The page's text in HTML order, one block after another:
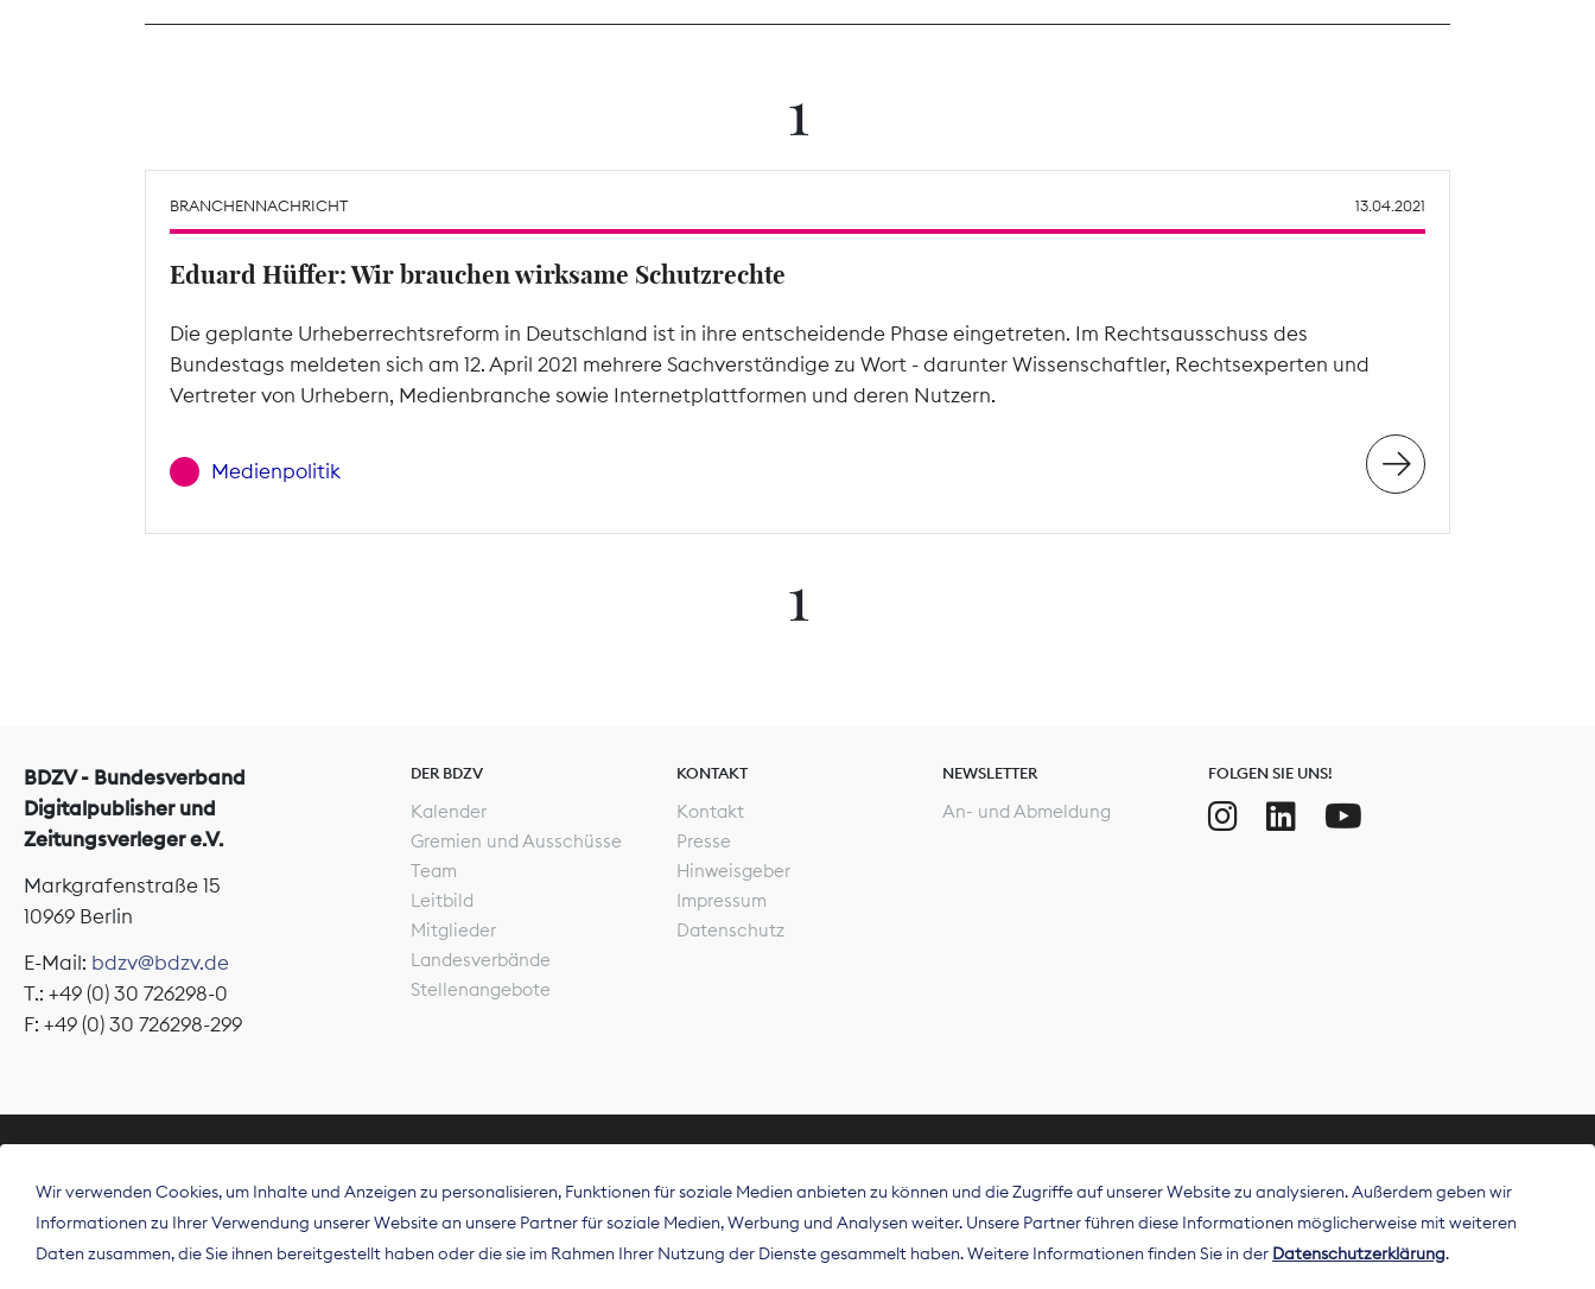
1
BRANCHENNACHRICHT 13.04.2021
Eduard Hüffer: Wir brauchen wirksame Schutzrechte
Die geplante Urheberrechtsreform in Deutschland ist in ihre entscheidende Phase eingetreten. Im Rechtsausschuss des
Bundestags meldeten sich am 12. April 2021 mehrere Sachverständige zu Wort - darunter Wissenschaftler, Rechtsexperten und
Vertreter von Urhebern, Medienbranche sowie Internetplattformen und deren Nutzern.
Medienpolitik
1
BDZV - Bundesverband
Digitalpublisher und
Zeitungsverleger e.V.
Markgrafenstraße 15
10969 Berlin
E-Mail: bdzv@bdzv.de
T.: +49 (0) 30 726298-0
F: +49 (0) 30 726298-299
DER BDZV
Kalender
Gremien und Ausschüsse
Team
Leitbild
Mitglieder
Landesverbände
Stellenangebote
KONTAKT
Kontakt
Presse
Hinweisgeber
Impressum
Datenschutz
NEWSLETTER
An- und Abmeldung
FOLGEN SIE UNS!
Der Bundesverband Digitalpublisher und Zeitungsverleger (BDZV) vertritt als
Spitzenorganisation die Interessen der Zeitungsverlage und digitalen Publisher in
Deutschland und auf EU-Ebene.
Wir verwenden Cookies, um Inhalte und Anzeigen zu personalisieren, Funktionen für soziale Medien anbieten zu können und die Zugriffe auf unserer Website zu analysieren. Außerdem geben wir
Informationen zu Ihrer Verwendung unserer Website an unsere Partner für soziale Medien, Werbung und Analysen weiter. Unsere Partner führen diese Informationen möglicherweise mit weiteren
Daten zusammen, die Sie ihnen bereitgestellt haben oder die sie im Rahmen Ihrer Nutzung der Dienste gesammelt haben. Weitere Informationen finden Sie in der Datenschutzerklärung.